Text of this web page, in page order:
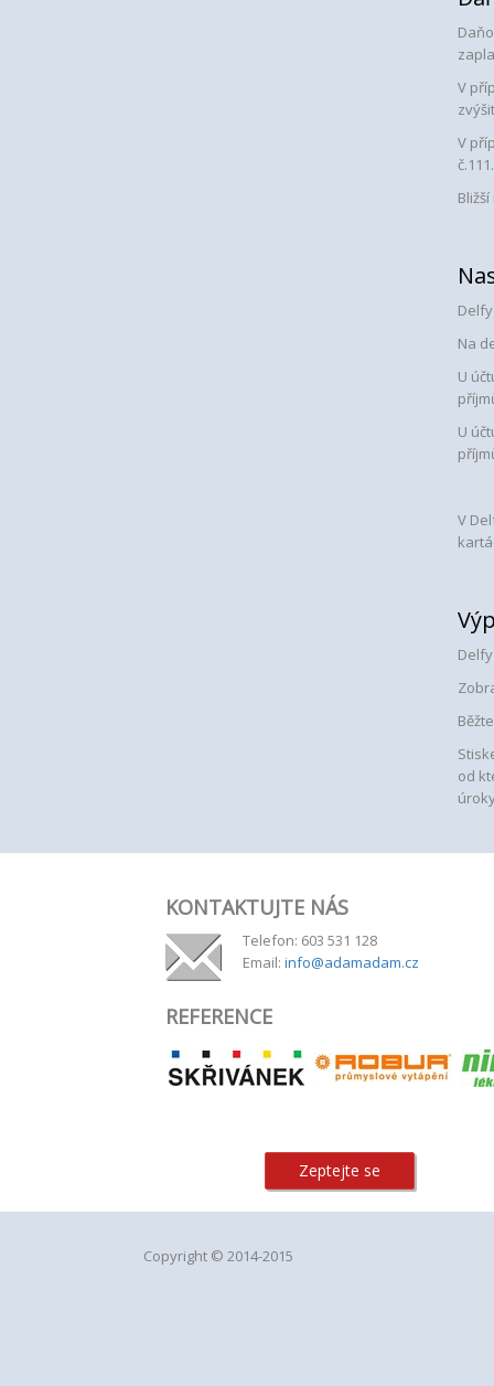
V
V
č.111.
Na
U
U
V
od
KONTAKTUJTE NÁS
Telefon: 603 531 128
Email: info@adamadam.cz
REFERENCE
Zeptejte se
Copyright © 2014-2015